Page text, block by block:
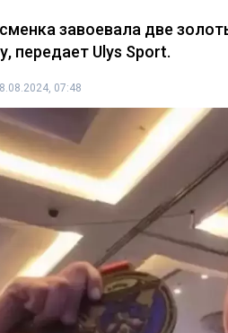
завоевала две
передает Ulys Sport.
07:48